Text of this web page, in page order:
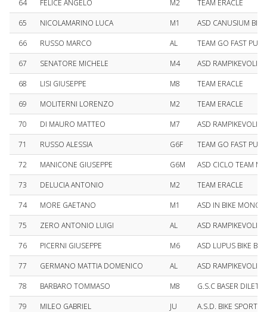
64 FELICE ANGELO M2
TEAM ERACLE
65
NICOLAMARINO LUCA M1
ASD CANUSIUM BIKE
66
RUSSO MARCO AL
TEAM GO FAST
67
SENATORE MICHELE M4
ASD RAMPIKEVOLI
68
LISI GIUSEPPE M8
TEAM ERACLE
69
MOLITERNI LORENZO M2
TEAM ERACLE
70
DI MAURO MATTEO M7
ASD RAMPIKEVOLI
71
RUSSO ALESSIA G6F
TEAM GO FAST
72
MANICONE GIUSEPPE G6M
ASD CICLO TEAM
73
DELUCIA ANTONIO M2
TEAM ERACLE
74
MORE GAETANO M1
ASD IN BIKE
75
ZERO ANTONIO LUIGI AL
ASD RAMPIKEVOLI
76
PICERNI GIUSEPPE M6
ASD LUPUS BIKE
77
GERMANO MATTIA DOMENICO AL
ASD RAMPIKEVOLI
78
BARBARO TOMMASO M8
G.S.C BASER
79
MILEO GABRIEL JU
A.S.D. BIKE SPORT